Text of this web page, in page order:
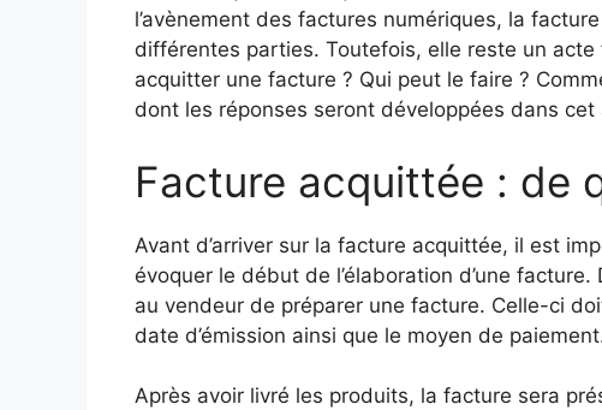
l’avènement des factures numériques, la
différentes parties. Toutefois, elle reste un acte
acquitter une facture ? Qui peut le faire ?
dont les réponses seront développées dans cet
Facture acquittée : de
Avant d’arriver sur la facture acquittée, il est
évoquer le début de l’élaboration d’une facture.
au vendeur de préparer une facture. Celle-ci
date d’émission ainsi que le moyen de
Après avoir livré les produits, la facture sera